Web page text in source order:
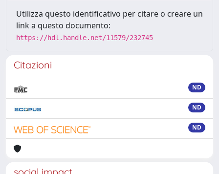
Utilizza questo identificativo per citare o creare un
link a questo documento:
https://hdl.handle.net/11579/232745
Citazioni
ND
ND
ND